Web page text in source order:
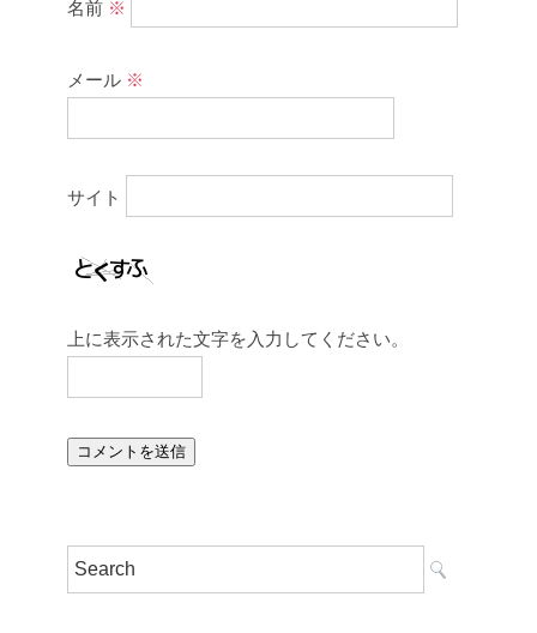
名前 ※
メール ※
サイト
上に表示された文字を入力してください。